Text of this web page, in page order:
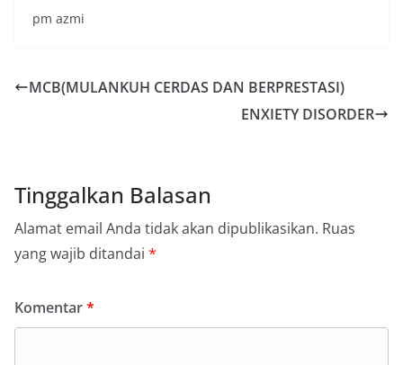
pm azmi
MCB(MULANKUH CERDAS DAN BERPRESTASI)
ENXIETY DISORDER
Tinggalkan Balasan
Alamat email Anda tidak akan dipublikasikan. Ruas
yang wajib ditandai *
Komentar*